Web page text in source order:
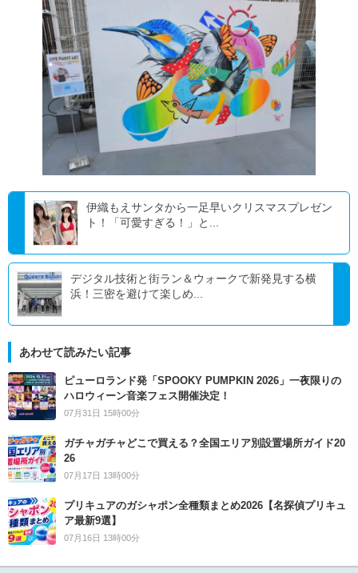
伊織もえサンタから一足早いクリスマスプレゼン
ト！「可愛すぎる！」と...
デジタル技術と街ラン＆ウォークで新発見する横
浜！三密を避けて楽しめ...
あわせて読みたい記事
ピューロランド発「SPOOKY PUMPKIN 2026」一夜限りの
ハロウィーン音楽フェス開催決定！
07月31日 15時00分
ガチャガチャどこで買える？全国エリア別設置場所ガイド20
26
07月17日 13時00分
プリキュアのガシャポン全種類まとめ2026【名探偵プリキュ
ア最新9選】
07月16日 13時00分